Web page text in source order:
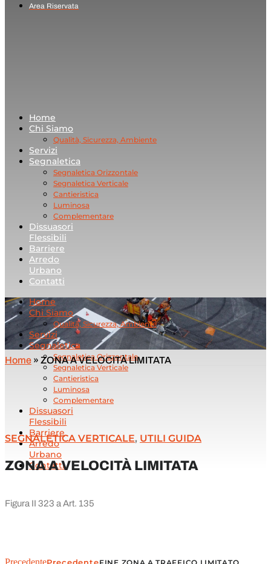
Area Riservata
Home
Chi Siamo
Qualità, Sicurezza, Ambiente
Servizi
Segnaletica
Segnaletica Orizzontale
Segnaletica Verticale
Cantieristica
Luminosa
Complementare
Dissuasori
Flessibili
Barriere
Arredo
Urbano
Contatti
Home
Chi Siamo
Qualità, Sicurezza, Ambiente
Servizi
Segnaletica
Segnaletica Orizzontale
Segnaletica Verticale
Cantieristica
Luminosa
Complementare
Dissuasori
Flessibili
Barriere
Arredo
Urbano
Contatti
Home » ZONA A VELOCITÀ LIMITATA
SEGNALETICA VERTICALE, UTILI GUIDA
ZONA A VELOCITÀ LIMITATA
Figura II 323 a Art. 135